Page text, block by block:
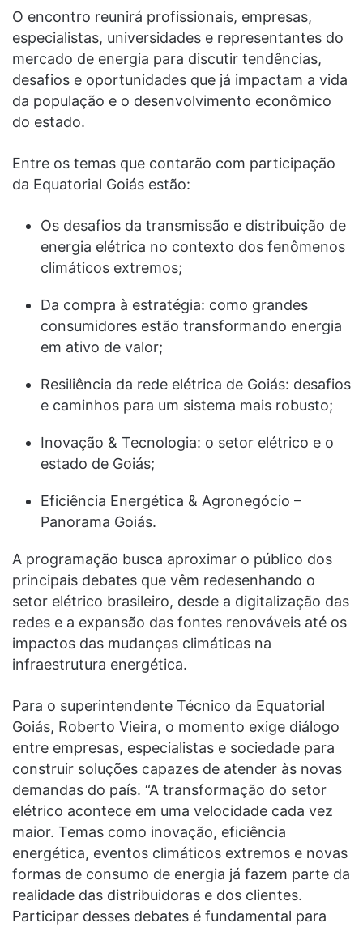
O encontro reunirá profissionais, empresas,
especialistas, universidades e representantes do
mercado de energia para discutir tendências,
desafios e oportunidades que já impactam a vida
da população e o desenvolvimento econômico
do estado.
Entre os temas que contarão com participação
da Equatorial Goiás estão:
Os desafios da transmissão e distribuição de
energia elétrica no contexto dos fenômenos
climáticos extremos;
Da compra à estratégia: como grandes
consumidores estão transformando energia
em ativo de valor;
Resiliência da rede elétrica de Goiás: desafios
e caminhos para um sistema mais robusto;
Inovação & Tecnologia: o setor elétrico e o
estado de Goiás;
Eficiência Energética & Agronegócio –
Panorama Goiás.
A programação busca aproximar o público dos
principais debates que vêm redesenhando o
setor elétrico brasileiro, desde a digitalização das
redes e a expansão das fontes renováveis até os
impactos das mudanças climáticas na
infraestrutura energética.
Para o superintendente Técnico da Equatorial
Goiás, Roberto Vieira, o momento exige diálogo
entre empresas, especialistas e sociedade para
construir soluções capazes de atender às novas
demandas do país. “A transformação do setor
elétrico acontece em uma velocidade cada vez
maior. Temas como inovação, eficiência
energética, eventos climáticos extremos e novas
formas de consumo de energia já fazem parte da
realidade das distribuidoras e dos clientes.
Participar desses debates é fundamental para